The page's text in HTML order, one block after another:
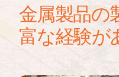
金属製品の
富な経験が